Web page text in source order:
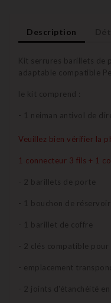
Description
Kit serrures barillets de
adaptable compatible
le kit comprend :
- 1 neiman antivol de
Veuillez bien vérifier la
1 connecteur 3 fils + 1
- 2 barillets de porte
- 1 bouchon de
- 1 barillet de coffre
- 2 clés compatible
- emplacement
- 2 joints d'étanchéité en